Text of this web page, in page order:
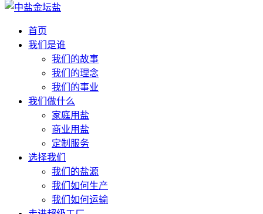
首页
我们是谁
我们的故事
我们的理念
我们的事业
我们做什么
家庭用盐
商业用盐
定制服务
选择我们
我们的盐源
我们如何生产
我们如何运输